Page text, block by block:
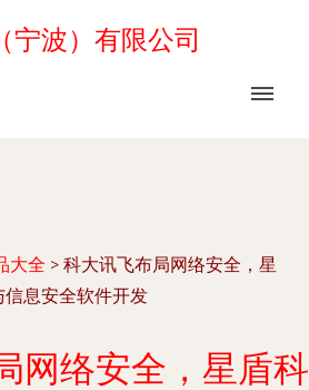
宁波）有限公司
大全 > 科大讯飞布局网络安全，星
息安全软件开发
网络安全，星盾科